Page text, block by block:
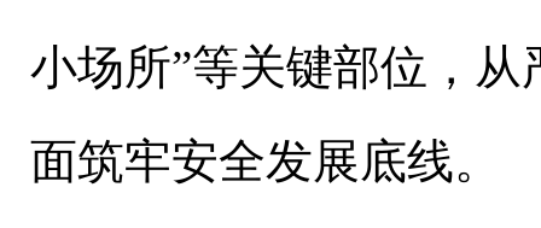
小场所”等关键部位，
面筑牢安全发展底线。